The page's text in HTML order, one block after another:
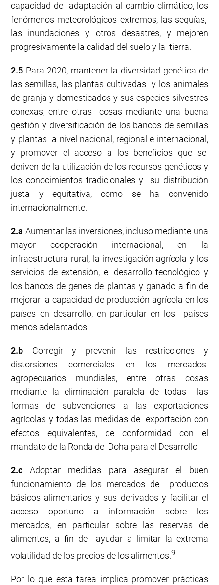
capacidad de adaptación al cambio climático, los
fenómenos meteorológicos extremos, las sequías,
las inundaciones y otros desastres, y mejoren
progresivamente la calidad del suelo y la tierra.
2.5 Para 2020, mantener la diversidad genética de
las semillas, las plantas cultivadas y los animales
de granja y domesticados y sus especies silvestres
conexas, entre otras cosas mediante una buena
gestión y diversificación de los bancos de semillas
y plantas a nivel nacional, regional e internacional,
y promover el acceso a los beneficios que se
deriven de la utilización de los recursos genéticos y
los conocimientos tradicionales y su distribución
justa y equitativa, como se ha convenido
internacionalmente.
2.a Aumentar las inversiones, incluso mediante una
mayor cooperación internacional, en la
infraestructura rural, la investigación agrícola y los
servicios de extensión, el desarrollo tecnológico y
los bancos de genes de plantas y ganado a fin de
mejorar la capacidad de producción agrícola en los
países en desarrollo, en particular en los países
menos adelantados.
2.b Corregir y prevenir las restricciones y
distorsiones comerciales en los mercados
agropecuarios mundiales, entre otras cosas
mediante la eliminación paralela de todas las
formas de subvenciones a las exportaciones
agrícolas y todas las medidas de exportación con
efectos equivalentes, de conformidad con el
mandato de la Ronda de Doha para el Desarrollo
2.cAdoptar medidas para asegurar el buen
funcionamiento de los mercados de productos
básicos alimentarios y sus derivados y facilitar el
acceso oportuno a información sobre los
mercados, en particular sobre las reservas de
alimentos, a fin de ayudar a limitar la extrema
volatilidad de los precios de los alimentos.9
Por lo que esta tarea implica promover prácticas